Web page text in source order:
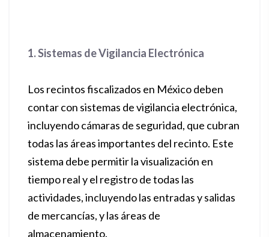
1. Sistemas de Vigilancia Electrónica
Los recintos fiscalizados en México deben
contar con sistemas de vigilancia electrónica,
incluyendo cámaras de seguridad, que cubran
todas las áreas importantes del recinto. Este
sistema debe permitir la visualización en
tiempo real y el registro de todas las
actividades, incluyendo las entradas y salidas
de mercancías, y las áreas de
almacenamiento.